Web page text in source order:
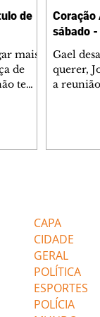
de
mais
de
tem
de
Coração
sábado
Gael
querer,
a
termina
CAPA
CIDADE
GERAL
POLÍTICA
ESPORTES
POLÍCIA